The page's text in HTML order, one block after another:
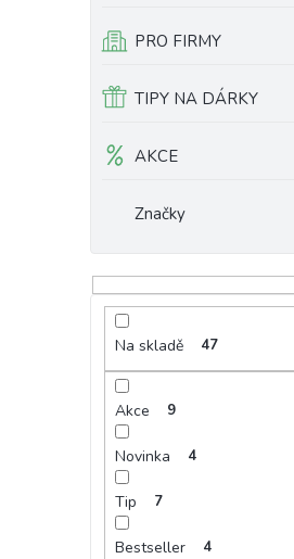
PRO FIRMY
TIPY NA DÁRKY
AKCE
Značky
Na skladě 47
Akce 9
Novinka 4
Tip 7
Bestseller 4